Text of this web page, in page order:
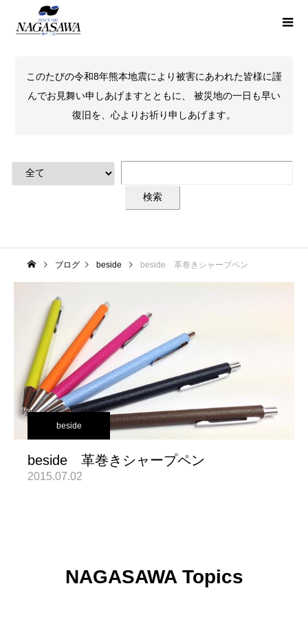
このたびの令和8年熊本地震により被害にあわれた皆様に謹
んでお見舞い申しあげますとともに、 被災地の一日も早い
復旧を、心よりお祈り申しあげます。
ブログ beside beside 革巻きシャープペン
beside
beside 革巻きシャープペン
2015.07.02
NAGASAWA Topics